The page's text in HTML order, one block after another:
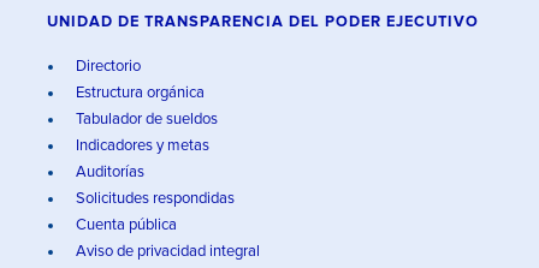
UNIDAD DE TRANSPARENCIA DEL PODER EJECUTIVO
Directorio
Estructura orgánica
Tabulador de sueldos
Indicadores y metas
Auditorías
Solicitudes respondidas
Cuenta pública
Aviso de privacidad integral